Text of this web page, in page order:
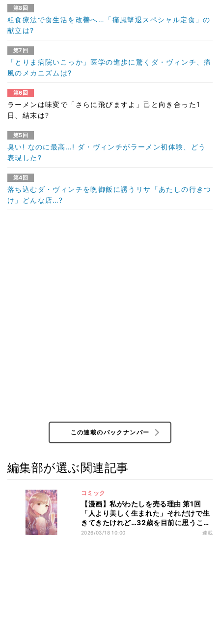
第8回
粗食療法で食生活を改善へ…「痛風撃退スペシャル定食」の
献立は?
第7回
「とりま病院いこっか」医学の進歩に驚くダ・ヴィンチ、痛
風のメカニズムは?
第6回
ラーメンは味変で「さらに飛びますよ」己と向き合った1
日、結末は?
第5回
臭い! なのに最高…! ダ・ヴィンチがラーメン初体験、どう
表現した?
第4回
落ち込むダ・ヴィンチを晩御飯に誘うリサ「あたしの行きつ
け」どんな店…?
この連載のバックナンバー
編集部が選ぶ関連記事
コミック
【漫画】私がわたしを売る理由 第1回
「人より美しく生まれた」それだけで生
きてきたけれど…32歳を目前に思うこと
とは?
2026/03/18 10:00 連載